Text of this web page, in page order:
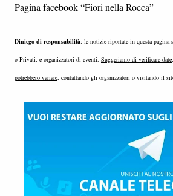
Pagina facebook “Fiori nella Rocca”
Diniego di responsabilità: le notizie riportate in questa
o Privati, e organizzatori di eventi. Suggeriamo di verificare
potrebbero variare, contattando gli organizzatori o visitando il